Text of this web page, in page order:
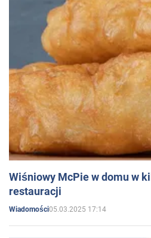
Wiśniowy McPie w domu w
restauracji
Wiadomości05.03.2025 17:14